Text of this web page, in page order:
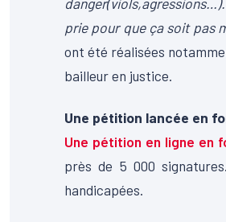
prie pour que ça soit pas
ont été réalisées
bailleur en justice.
Une pétition lancée en
Une pétition en ligne en
près de 5 000
handicapées.